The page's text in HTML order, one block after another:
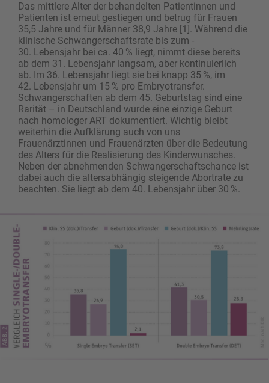
Das mittlere Alter der behandelten Patientinnen und
Patienten ist erneut gestiegen und betrug für Frauen
35,5 Jahre und für Männer 38,9 Jahre [1]. Während die
klinische Schwangerschaftsrate bis zum ­
30. Lebensjahr bei ca. 40 % liegt, nimmt diese bereits
ab dem 31. Lebensjahr langsam, aber kontinuierlich
ab. Im 36. Lebensjahr liegt sie bei knapp 35 %, im
42. Lebensjahr um 15 % pro Embryotransfer.
Schwangerschaften ab dem 45. Geburtstag sind eine
Rarität – in Deutschland wurde eine einzige Geburt
nach homologer ART dokumentiert. Wichtig bleibt
weiterhin die Aufklärung auch von uns
Frauenärztinnen und Frauenärzten über die Bedeutung
des Alters für die Realisierung des Kinderwunsches.
Neben der abnehmenden Schwangerschaftschance ist
dabei auch die altersabhängig steigende Abortrate zu
beachten. Sie liegt ab dem 40. Lebensjahr über 30 %.